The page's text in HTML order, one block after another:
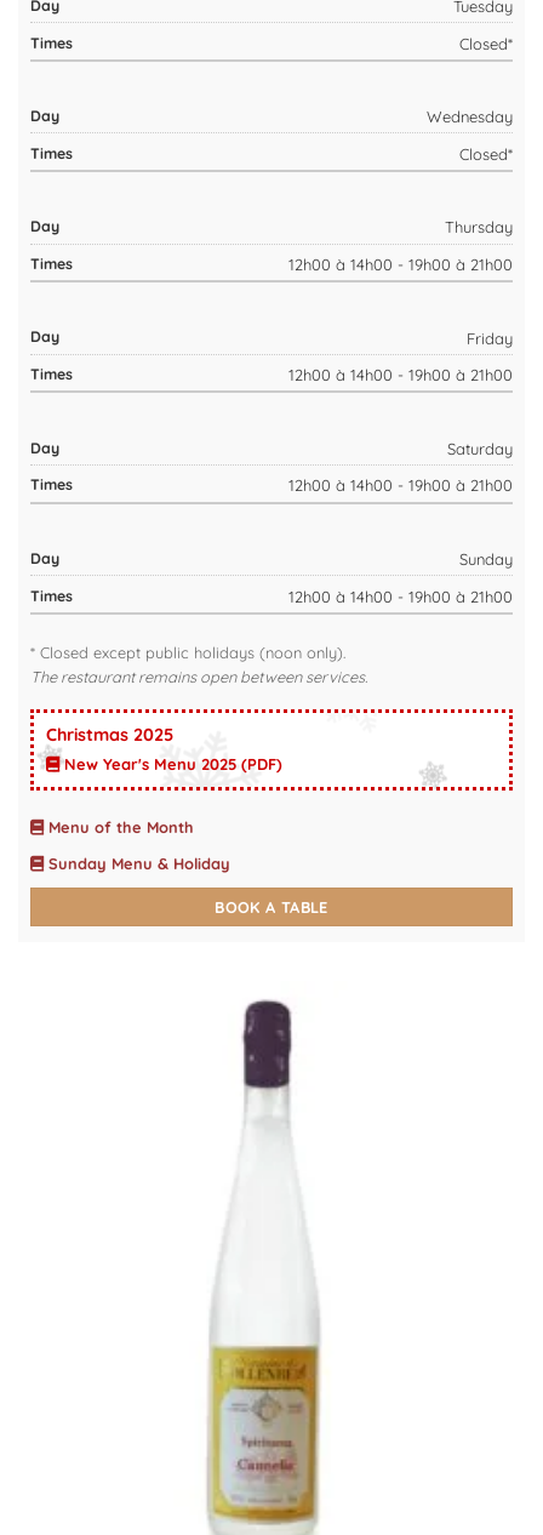
Tuesday
Closed*
Wednesday
Closed*
Thursday
12h00 à 14h00 - 19h00 à 21h00
Friday
12h00 à 14h00 - 19h00 à 21h00
Saturday
12h00 à 14h00 - 19h00 à 21h00
Sunday
12h00 à 14h00 - 19h00 à 21h00
* Closed except public holidays (noon only).
The restaurant remains open between services.
Christmas 2025
New Year's Menu 2025 (PDF)
Menu of the Month
Sunday Menu & Holiday
BOOK A TABLE